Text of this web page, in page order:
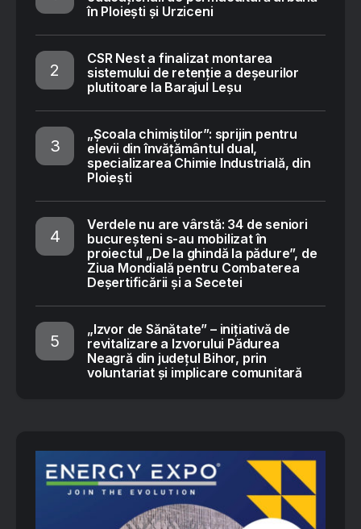
în Ploiești și Urziceni
CSR Nest a finalizat montarea
sistemului de retenție a deșeurilor
plutitoare la Barajul Leșu
„Școala chimiștilor”: sprijin pentru
elevii din învățământul dual,
specializarea Chimie Industrială, din
Ploiești
Verdele nu are vârstă: 34 de seniori
bucureșteni s-au mobilizat în
proiectul „De la ghindă la pădure”, de
Ziua Mondială pentru Combaterea
Deșertificării și a Secetei
„Izvor de Sănătate” – inițiativă de
revitalizare a Izvorului Pădurea
Neagră din județul Bihor, prin
voluntariat și implicare comunitară